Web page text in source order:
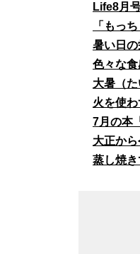
Life8月
「もっ
暑い日の
色々な食
大暑（
火を使
7月の本
大正か
蒸し焼き